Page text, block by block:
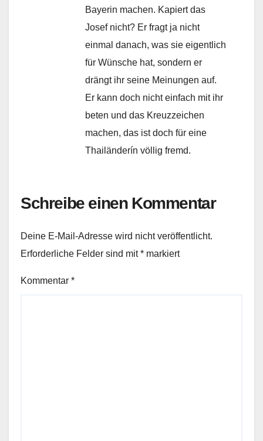
Bayerin machen. Kapiert das
Josef nicht? Er fragt ja nicht
einmal danach, was sie eigentlich
für Wünsche hat, sondern er
drängt ihr seine Meinungen auf.
Er kann doch nicht einfach mit ihr
beten und das Kreuzzeichen
machen, das ist doch für eine
Thailänderín völlig fremd.
Schreibe einen Kommentar
Deine E-Mail-Adresse wird nicht veröffentlicht.
Erforderliche Felder sind mit* markiert
Kommentar *